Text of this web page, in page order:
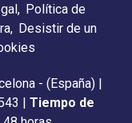
Política de
Desistir de un
- (España) |
| Tiempo de